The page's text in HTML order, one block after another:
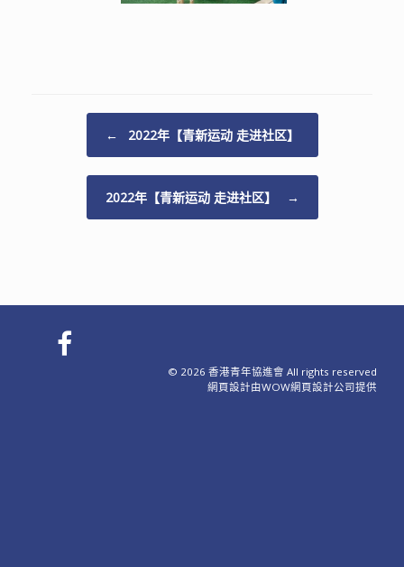
Post navigation
← 2022年【青新运动 走进社区】
2022年【青新运动 走进社区】 →
© 2026 香港青年協進會 All rights reserved
網頁設計由WOW網頁設計公司提供